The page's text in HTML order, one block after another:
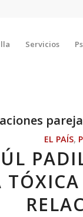
Servicios
pareja
EL PAÍS,